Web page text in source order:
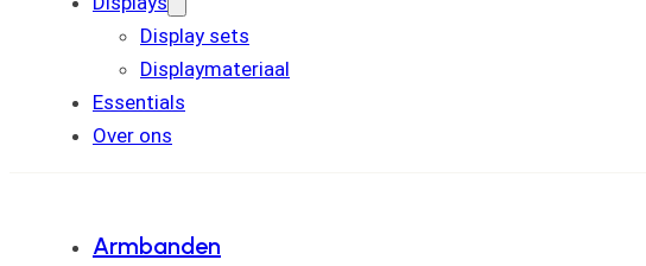
Display sets
Displaymateriaal
Essentials
Over ons
Armbanden